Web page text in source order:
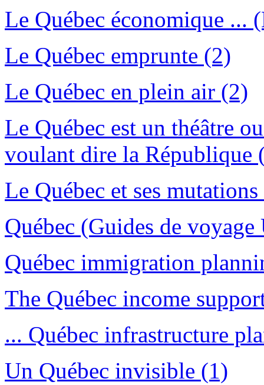
Le Québec économique ...
Le Québec emprunte (2)
Le Québec en plein air (2)
Le Québec est un théâtre
voulant dire la République
Le Québec et ses
Québec (Guides de
Québec immigration
The Québec income
... Québec infrastructure
Un Québec invisible (1)